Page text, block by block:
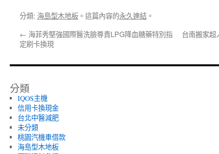
分類: 海島型木地板 。這篇內容的永久連結 。
← 海菲秀堅強國際醫洗臉尊貴LPG降血糖藥特別指
定刷卡換現
台南搬家超
分類
IQOS主機
信用卡換現金
台北中醫減肥
未分類
桃園汽機車借款
海島型木地板